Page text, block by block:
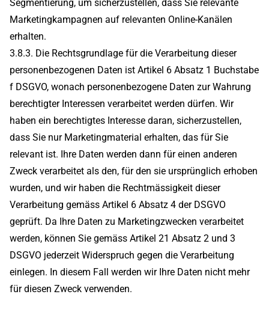
Segmentierung, um sicherzustellen, dass Sie relevante
Marketingkampagnen auf relevanten Online-Kanälen
erhalten.
3.8.3. Die Rechtsgrundlage für die Verarbeitung dieser
personenbezogenen Daten ist Artikel 6 Absatz 1 Buchstabe
f DSGVO, wonach personenbezogene Daten zur Wahrung
berechtigter Interessen verarbeitet werden dürfen. Wir
haben ein berechtigtes Interesse daran, sicherzustellen,
dass Sie nur Marketingmaterial erhalten, das für Sie
relevant ist. Ihre Daten werden dann für einen anderen
Zweck verarbeitet als den, für den sie ursprünglich erhoben
wurden, und wir haben die Rechtmässigkeit dieser
Verarbeitung gemäss Artikel 6 Absatz 4 der DSGVO
geprüft. Da Ihre Daten zu Marketingzwecken verarbeitet
werden, können Sie gemäss Artikel 21 Absatz 2 und 3
DSGVO jederzeit Widerspruch gegen die Verarbeitung
einlegen. In diesem Fall werden wir Ihre Daten nicht mehr
für diesen Zweck verwenden.